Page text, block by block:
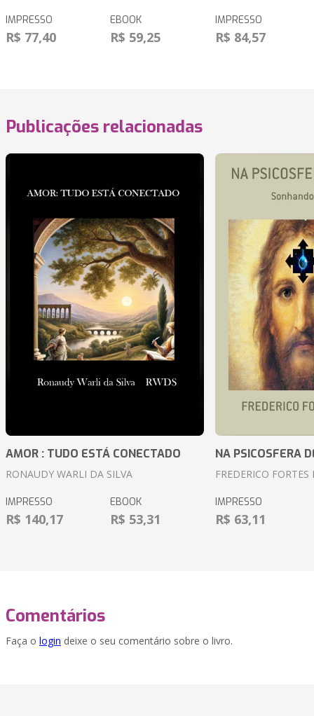
IMPRESSO
R$ 77,40
EBOOK
R$ 59,25
IMPRESSO
R$ 84,57
Publicações relacionadas
AMOR : TUDO ESTÁ CONECTADO
RONAUDY WARLI DA SILVA
IMPRESSO
R$ 140,17
EBOOK
R$ 53,31
NA PSICOSFERA
FREDERICO FORTES
IMPRESSO
R$ 63,11
Comentários
Faça o login deixe o seu comentário sobre o livro.